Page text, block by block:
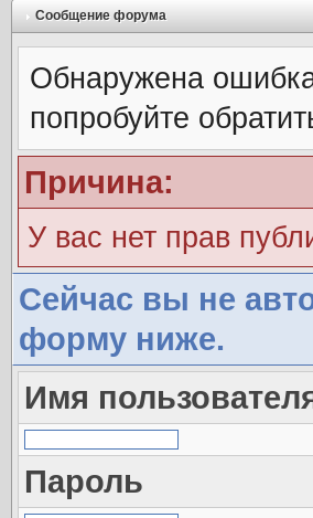
Сообщение форума
Обнаружена
попробуйте
Причина:
У вас нет прав
Сейчас вы не
форму ниже.
Имя
Пароль